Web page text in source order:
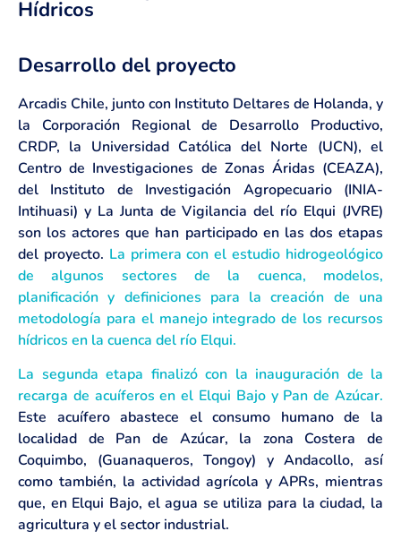
Hídricos
Desarrollo del proyecto
Arcadis Chile, junto con Instituto Deltares de Holanda, y
la Corporación Regional de Desarrollo Productivo,
CRDP, la Universidad Católica del Norte (UCN), el
Centro de Investigaciones de Zonas Áridas (CEAZA),
del Instituto de Investigación Agropecuario (INIA-
Intihuasi) y La Junta de Vigilancia del río Elqui (JVRE)
son los actores que han participado en las dos etapas
del proyecto. La primera con el estudio hidrogeológico
de algunos sectores de la cuenca, modelos,
planificación y definiciones para la creación de una
metodología para el manejo integrado de los recursos
hídricos en la cuenca del río Elqui.
La segunda etapa finalizó con la inauguración de la
recarga de acuíferos en el Elqui Bajo y Pan de Azúcar.
Este acuífero abastece el consumo humano de la
localidad de Pan de Azúcar, la zona Costera de
Coquimbo, (Guanaqueros, Tongoy) y Andacollo, así
como también, la actividad agrícola y APRs, mientras
que, en Elqui Bajo, el agua se utiliza para la ciudad, la
agricultura y el sector industrial.